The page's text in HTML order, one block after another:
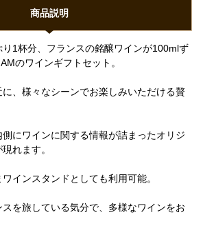
商品説明
1杯分、フランスの銘醸ワインが100mlず
のワインギフトセット。
、様々なシーンでお楽しみいただける贅
にワインに関する情報が詰まったオリジ
れます。
インスタンドとしても利用可能。
を旅している気分で、多様なワインをお